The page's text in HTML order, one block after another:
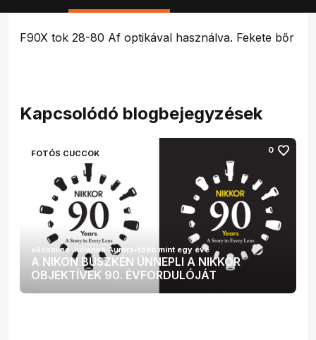
F90X tok 28-80 Af optikával használva. Fekete bőr
Kapcsolódó blogbejegyzések
FOTÓS CUCCOK 0 favorite
A NIKON BÜSZKÉN ÜNNEPLI A NIKKOR
OBJEKTÍVEK 90. ÉVFORDULÓJÁT
xRobalino Julianna Auróra•több mint egy éve